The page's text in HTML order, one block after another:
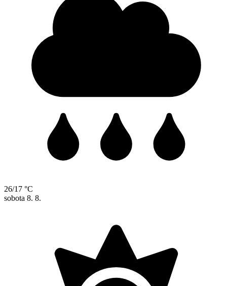
26/17 °C
sobota 8. 8.